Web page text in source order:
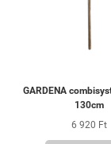
GARDENA
130cm
6 920 Ft